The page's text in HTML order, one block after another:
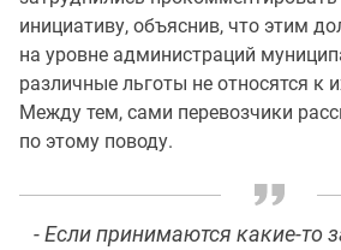
инициативу, объяснив, что этим
на уровне администраций
различные льготы не относятся к
Между тем, сами перевозчики
по этому поводу.
- Если принимаются какие-то